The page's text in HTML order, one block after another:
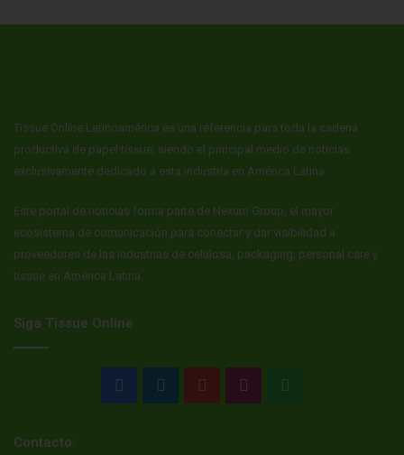
Tissue Online Latinoamérica es una referencia para toda la cadena
productiva de papel tissue, siendo el principal medio de noticias
exclusivamente dedicado a esta industria en América Latina.
Este portal de noticias forma parte de Nexum Group, el mayor
ecosistema de comunicación para conectar y dar visibilidad a
proveedores de las industrias de celulosa, packaging, personal care y
tissue en América Latina.
Siga Tissue Online
FacebookLinkedInYouTubeInstagram
Contacto: